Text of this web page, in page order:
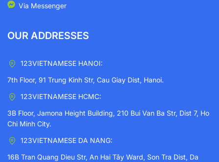
Via Messenger
OUR ADDRESSES
123VIETNAMESE HANOI:
7th Floor, 91 Trung Kinh Str, Cau Giay Dist, Hanoi.
123VIETNAMESE HCMC:
3B Floor, Jamona Height Building, 210 Bui Van Ba Str, Dist 7, Ho
Chi Minh City.
123VIETNAMESE DA NANG:
16B Tran Quang Dieu Str, An Hai Tây Ward, Son Tra Dist, Da